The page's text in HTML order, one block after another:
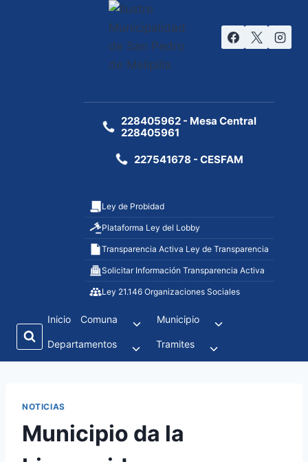
228405962 - Mesa Central
228405961
227541678 - CESFAM
Ley de Probidad
Plataforma Ley del Lobby
Transparencia Activa Ley de Transparencia
Solicitar Información Transparencia Activa
Ley 21.146 Organizaciones Sociales
Inicio Comuna Municipio
Departamentos Tramites
NOTICIAS
Municipio da la